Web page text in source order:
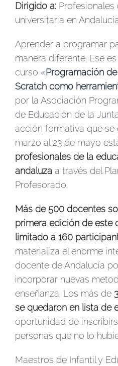
Dirigido a:
universitaria en
Aprender a programar
manera diferente. Ese
curso «Programación
Scratch como
por la Asociación
de Educación de la
acción formativa que se
marzo al 23 de mayo
profesionales de la
andaluza a través del
Profesorado.
Más de 500 docentes
primera edición de este
limitado a 160
materializa el enorme
docente de Andalucía
incorporar nuevas
enseñanza. Los más de
se quedaron en lista de
oportunidad de
personas que no lo
Maestros de Infantil y